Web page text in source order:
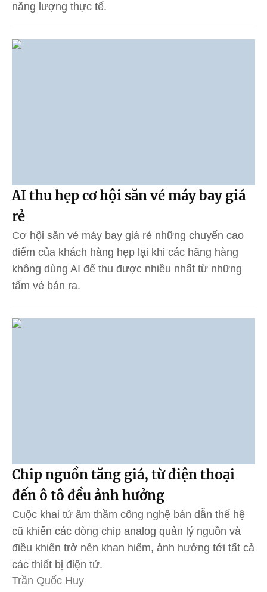
năng lượng thực tế.
AI thu hẹp cơ hội săn vé máy bay giá
rẻ
Cơ hội săn vé máy bay giá rẻ những chuyến cao
điểm của khách hàng hẹp lại khi các hãng hàng
không dùng AI để thu được nhiều nhất từ những
tấm vé bán ra.
Chip nguồn tăng giá, từ điện thoại
đến ô tô đều ảnh hưởng
Cuộc khai tử âm thầm công nghệ bán dẫn thế hệ
cũ khiến các dòng chip analog quản lý nguồn và
điều khiển trở nên khan hiếm, ảnh hưởng tới tất cả
các thiết bị điện tử.
Trần Quốc Huy